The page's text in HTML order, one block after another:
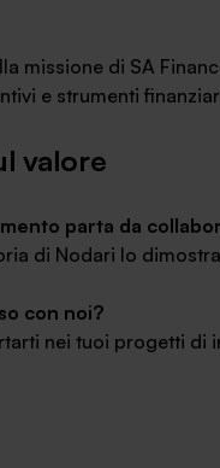
missione di SA
e strumenti
valore
parta da
di Nodari lo
con noi?
nei tuoi progetti di